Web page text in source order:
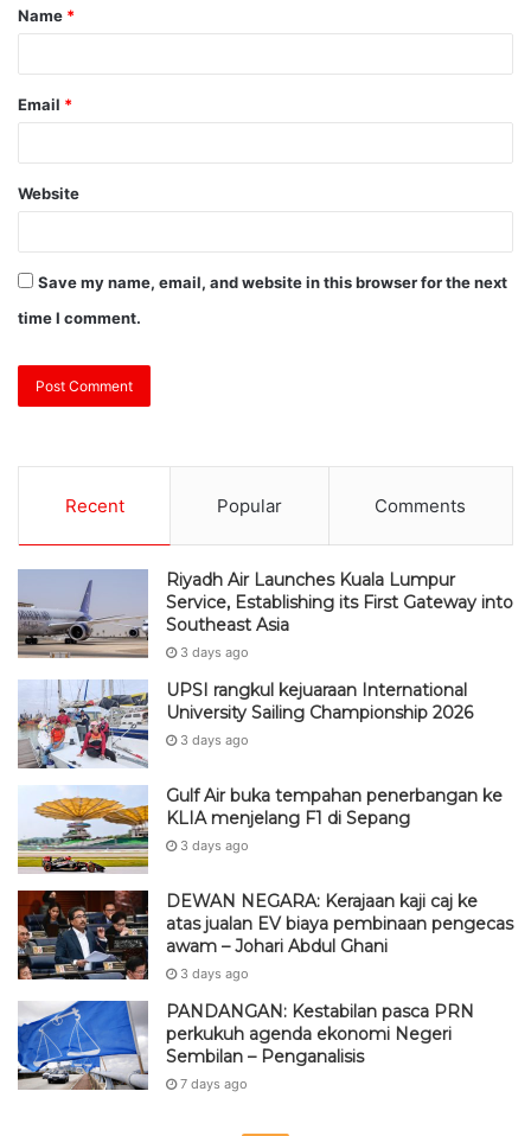
Name *
Email *
Website
Save my name, email, and website in this browser for the next
time I comment.
Recent Popular Comments
Riyadh Air Launches Kuala Lumpur
Service, Establishing its First Gateway into
Southeast Asia
3 days ago
UPSI rangkul kejuaraan International
University Sailing Championship 2026
3 days ago
Gulf Air buka tempahan penerbangan ke
KLIA menjelang F1 di Sepang
3 days ago
DEWAN NEGARA: Kerajaan kaji caj ke
atas jualan EV biaya pembinaan pengecas
awam – Johari Abdul Ghani
3 days ago
PANDANGAN: Kestabilan pasca PRN
perkukuh agenda ekonomi Negeri
Sembilan – Penganalisis
7 days ago